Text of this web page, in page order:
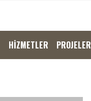
HİZMETLER PROJELER